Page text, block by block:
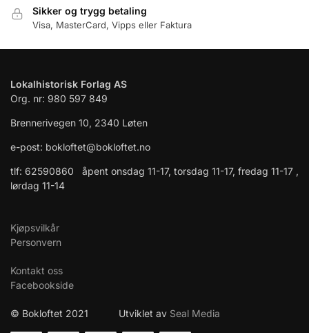
Sikker og trygg betaling
Visa, MasterCard, Vipps eller Faktura
Lokalhistorisk Forlag AS
Org. nr: 980 597 849
Brennerivegen 10, 2340 Løten
e-post: bokloftet@bokloftet.no
tlf: 62590860 åpent onsdag 11-17, torsdag 11-17, fredag 11-17 ,
lørdag 11-14
Kjøpsvilkår
Personvern
Kontakt oss
Facebookside
© Bokloftet 2021 Utviklet av Seal Media